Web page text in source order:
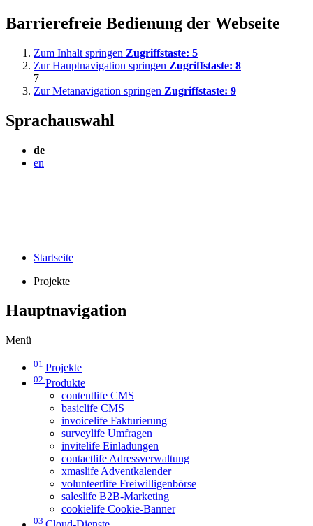
Barrierefreie Bedienung der Webseite
Zum Inhalt springen Zugriffstaste: 5
Zur Hauptnavigation springen Zugriffstaste: 8
7
Zur Metanavigation springen Zugriffstaste: 9
Sprachauswahl
de
en
Startseite
Projekte
Hauptnavigation
Menü
01 Projekte
02 Produkte
contentlife CMS
basiclife CMS
invoicelife Fakturierung
surveylife Umfragen
invitelife Einladungen
contactlife Adressverwaltung
xmaslife Adventkalender
volunteerlife Freiwilligenbörse
saleslife B2B-Marketing
cookielife Cookie-Banner
03